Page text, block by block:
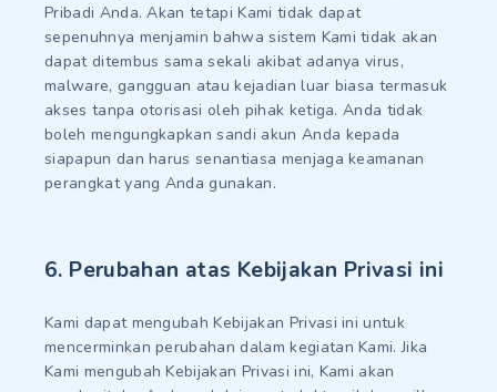
Pribadi Anda. Akan tetapi Kami tidak dapat
sepenuhnya menjamin bahwa sistem Kami tidak akan
dapat ditembus sama sekali akibat adanya virus,
malware, gangguan atau kejadian luar biasa termasuk
akses tanpa otorisasi oleh pihak ketiga. Anda tidak
boleh mengungkapkan sandi akun Anda kepada
siapapun dan harus senantiasa menjaga keamanan
perangkat yang Anda gunakan.
6. Perubahan atas Kebijakan Privasi ini
Kami dapat mengubah Kebijakan Privasi ini untuk
mencerminkan perubahan dalam kegiatan Kami. Jika
Kami mengubah Kebijakan Privasi ini, Kami akan